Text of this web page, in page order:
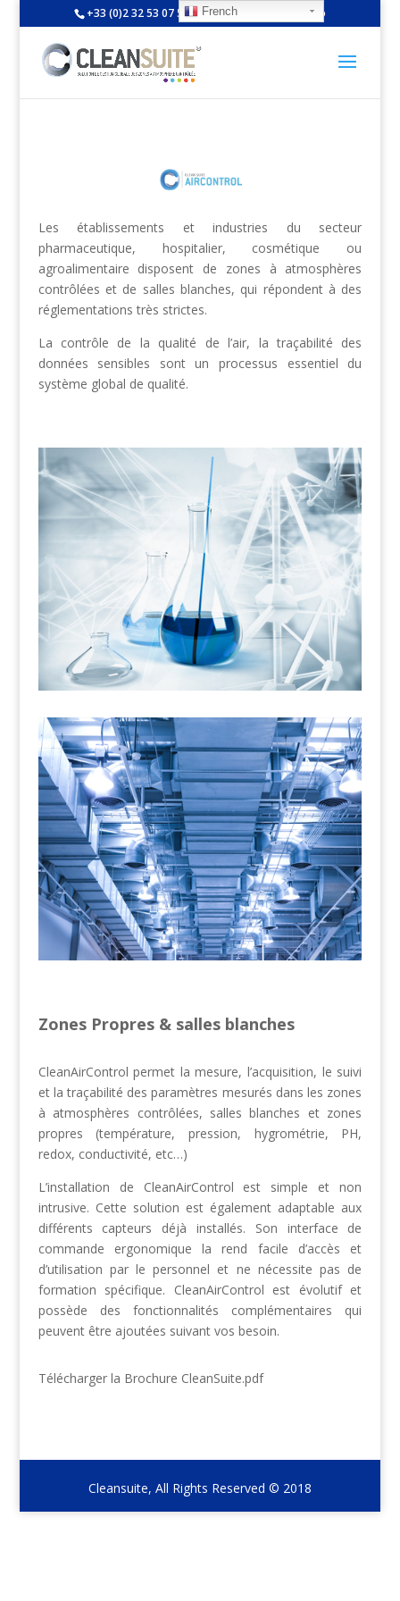
+33 (0)2 32 53 07 51 entreprise@aemi.pro
Les établissements et industries du secteur
pharmaceutique, hospitalier, cosmétique ou
agroalimentaire disposent de zones à atmosphères
contrôlées et de salles blanches, qui répondent à des
réglementations très strictes.
La contrôle de la qualité de l’air, la traçabilité des
données sensibles sont un processus essentiel du
système global de qualité.
Zones Propres & salles blanches
CleanAirControl permet la mesure, l’acquisition, le suivi
et la traçabilité des paramètres mesurés dans les zones
à atmosphères contrôlées, salles blanches et zones
propres (température, pression, hygrométrie, PH,
redox, conductivité, etc…)
L’installation de CleanAirControl est simple et non
intrusive. Cette solution est également adaptable aux
différents capteurs déjà installés. Son interface de
commande ergonomique la rend facile d’accès et
d’utilisation par le personnel et ne nécessite pas de
formation spécifique. CleanAirControl est évolutif et
possède des fonctionnalités complémentaires qui
peuvent être ajoutées suivant vos besoin.
Télécharger la Brochure CleanSuite.pdf
Cleansuite, All Rights Reserved © 2018
French